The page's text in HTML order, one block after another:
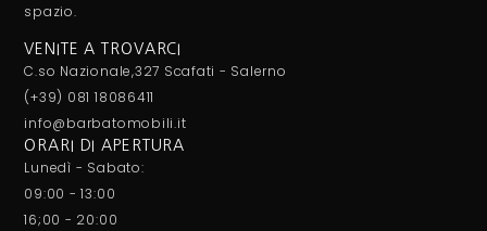
spazio.
VENITE A TROVARCI
C.so Nazionale,327 Scafati - Salerno
(+39) 081 18086411
info@barbatomobili.it
ORARI DI APERTURA
Lunedì - Sabato:
09:00 - 13:00
16;00 - 20:00